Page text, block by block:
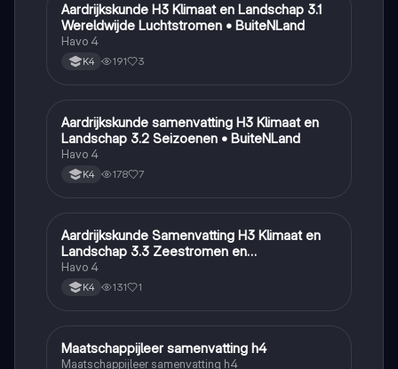
Aardrijkskunde
Aardrijkskunde H3 Klimaat en Landschap 3.1
Wereldwijde Luchtstromen • BuiteNLand
Havo 4
K4 191 3
Aardrijkskunde
Aardrijkskunde samenvatting H3 Klimaat en
Landschap 3.2 Seizoenen • BuiteNLand
Havo 4
K4 178 7
Aardrijkskunde
Aardrijkskunde Samenvatting H3 Klimaat en
Landschap 3.3 Zeestromen en
Klimaatgebieden • BuiteNLand
Havo 4
K4 131 1
Maatschappijleer
Maatschappijleer samenvatting h4
Maatschappijleer samenvatting h4